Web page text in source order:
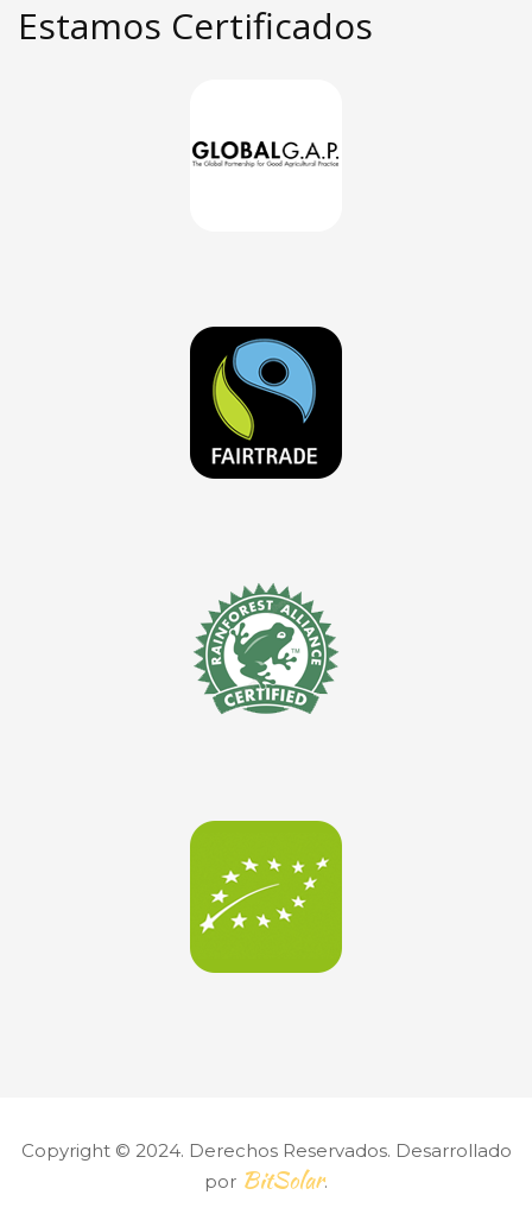
Estamos Certificados
Copyright © 2024. Derechos Reservados. Desarrollado
por BitSolar.